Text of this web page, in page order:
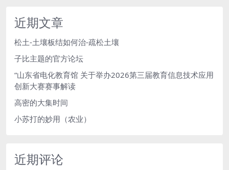
近期文章
松土-土壤板结如何治-疏松土壤
子比主题的官方论坛
“山东省电化教育馆 关于举办2026第三届教育信息技术应用
创新大赛赛事解读
高密的大集时间
小苏打的妙用（农业）
近期评论